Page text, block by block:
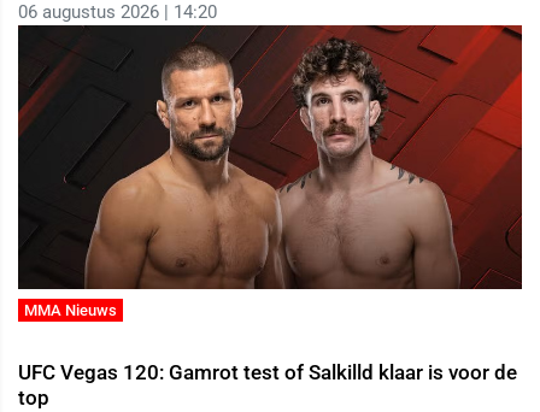
06 augustus 2026 | 14:20
MMA Nieuws
UFC Vegas 120: Gamrot test of Salkilld klaar is voor de
top